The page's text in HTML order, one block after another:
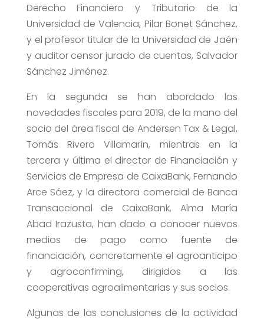
Derecho Financiero y Tributario de la
Universidad de Valencia, Pilar Bonet Sánchez,
y el profesor titular de la Universidad de Jaén
y auditor censor jurado de cuentas, Salvador
Sánchez Jiménez.
En la segunda se han abordado las
novedades fiscales para 2019, de la mano del
socio del área fiscal de Andersen Tax & Legal,
Tomás Rivero Villamarín, mientras en la
tercera y última el director de Financiación y
Servicios de Empresa de CaixaBank, Fernando
Arce Sáez, y la directora comercial de Banca
Transaccional de CaixaBank, Alma María
Abad Irazusta, han dado a conocer nuevos
medios de pago como fuente de
financiación, concretamente el agroanticipo
y agroconfirming, dirigidos a las
cooperativas agroalimentarias y sus socios.
Algunas de las conclusiones de la actividad